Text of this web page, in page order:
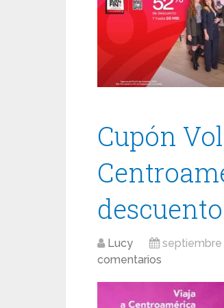
Cupón
descuento
Lucy septiembre
comentarios